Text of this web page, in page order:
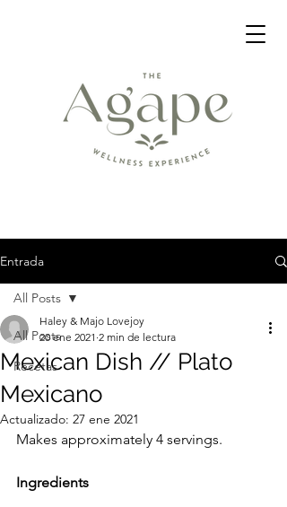
Entrada
All Posts
Recetas
All Posts
Mexican Dish // Plato
Mexicano
Haley & Majo Lovejoy
20 ene 2021 2 min de lectura
Actualizado: 27 ene 2021
Makes approximately 4 servings.
Ingredients